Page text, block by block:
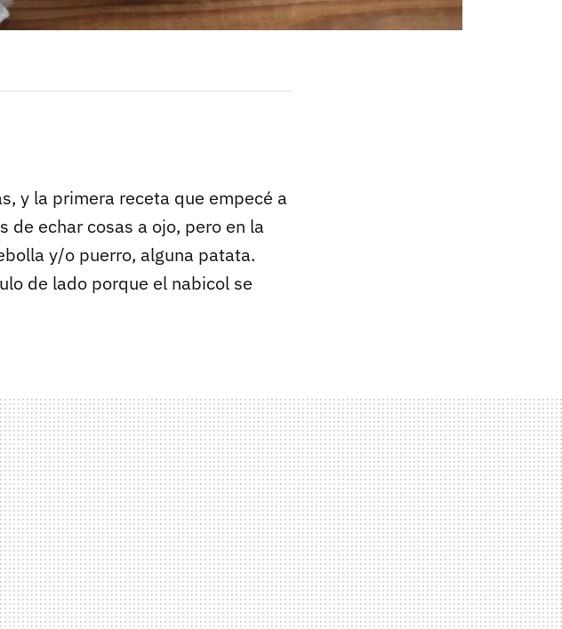
y la primera receta que empecé a
de echar cosas a ojo, pero en la
y/o puerro, alguna patata.
de lado porque el nabicol se